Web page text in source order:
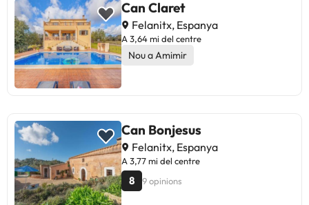
Can Claret
Felanitx, Espanya
A 3,64 mi del centre
Nou a Amimir
Can Bonjesus
Felanitx, Espanya
A 3,77 mi del centre
8 9 opinions